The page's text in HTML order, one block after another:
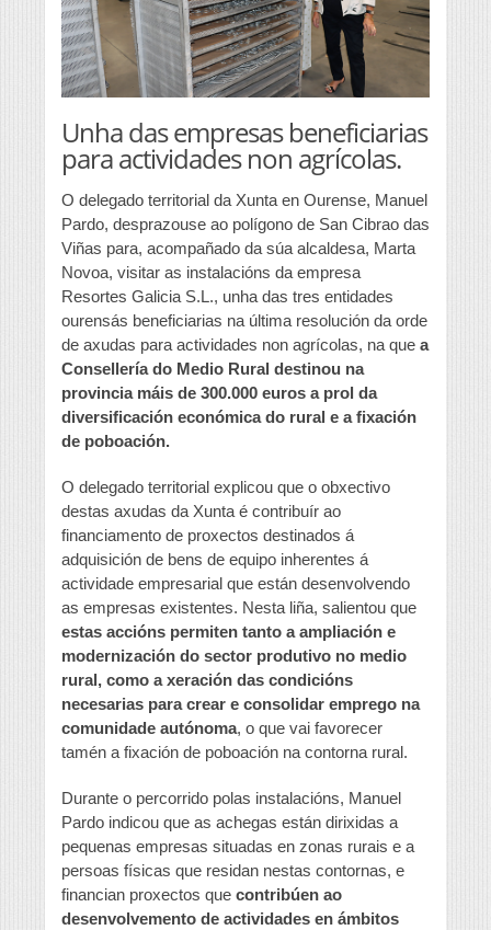
Unha das empresas beneficiarias
para actividades non agrícolas.
O delegado territorial da Xunta en Ourense, Manuel
Pardo, desprazouse ao polígono de San Cibrao das
Viñas para, acompañado da súa alcaldesa, Marta
Novoa, visitar as instalacións da empresa
Resortes Galicia S.L., unha das tres entidades
ourensás beneficiarias na última resolución da orde
de axudas para actividades non agrícolas, na que a
Consellería do Medio Rural destinou na
provincia máis de 300.000 euros a prol da
diversificación económica do rural e a fixación
de poboación.
O delegado territorial explicou que o obxectivo
destas axudas da Xunta é contribuír ao
financiamento de proxectos destinados á
adquisición de bens de equipo inherentes á
actividade empresarial que están desenvolvendo
as empresas existentes. Nesta liña, salientou que
estas accións permiten tanto a ampliación e
modernización do sector produtivo no medio
rural, como a xeración das condicións
necesarias para crear e consolidar emprego na
comunidade autónoma, o que vai favorecer
tamén a fixación de poboación na contorna rural.
Durante o percorrido polas instalacións, Manuel
Pardo indicou que as achegas están dirixidas a
pequenas empresas situadas en zonas rurais e a
persoas físicas que residan nestas contornas, e
financian proxectos que contribúen ao
desenvolvemento de actividades en ámbitos